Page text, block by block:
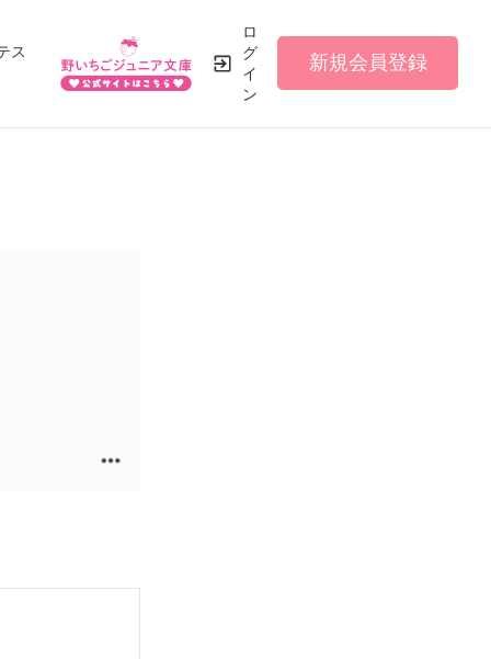
ス
ロ
グ
イ
ン
新規会員登録